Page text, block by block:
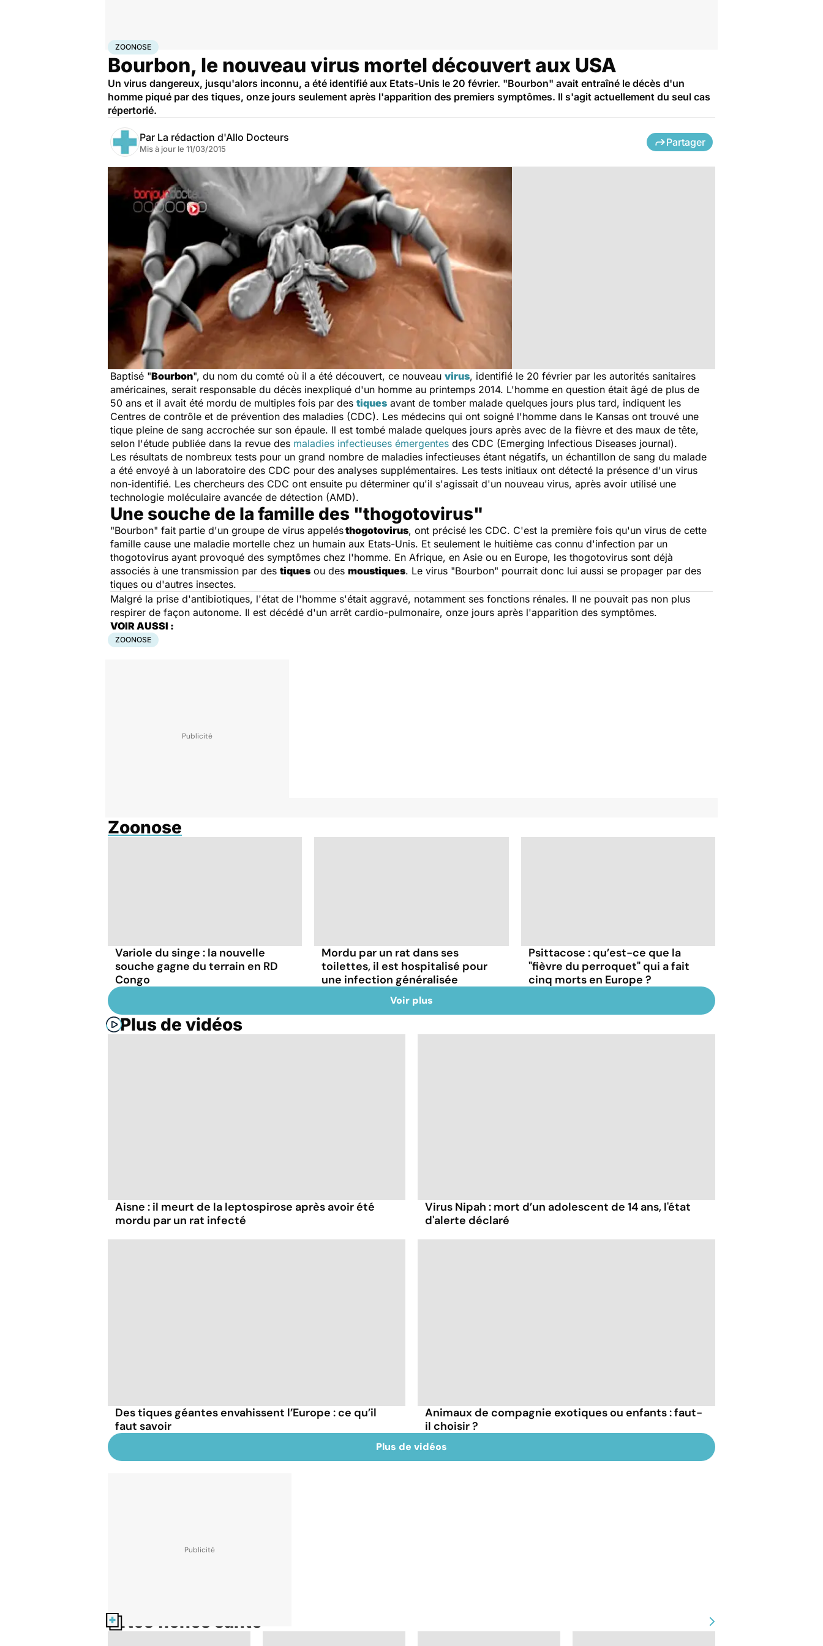
AccueilSanté Zoonose
ZOONOSE
Bourbon, le nouveau virus mortel découvert aux USA
Un virus dangereux, jusqu'alors inconnu, a été identifié aux Etats-Unis le 20 février. "Bourbon" avait entraîné le décès d'un
homme piqué par des tiques, onze jours seulement après l'apparition des premiers symptômes. Il s'agit actuellement du seul cas
répertorié.
Par La rédaction d'Allo Docteurs
Mis à jour le 11/03/2015
Partager
Baptisé "Bourbon", du nom du comté où il a été découvert, ce nouveau virus, identifié le 20 février par les autorités sanitaires
américaines, serait responsable du décès inexpliqué d'un homme au printemps 2014. L'homme en question était âgé de plus de
50 ans et il avait été mordu de multiples fois par des tiques avant de tomber malade quelques jours plus tard, indiquent les
Centres de contrôle et de prévention des maladies (CDC). Les médecins qui ont soigné l'homme dans le Kansas ont trouvé une
tique pleine de sang accrochée sur son épaule. Il est tombé malade quelques jours après avec de la fièvre et des maux de tête,
selon l'étude publiée dans la revue des maladies infectieuses émergentes des CDC (Emerging Infectious Diseases journal).
Les résultats de nombreux tests pour un grand nombre de maladies infectieuses étant négatifs, un échantillon de sang du malade
a été envoyé à un laboratoire des CDC pour des analyses supplémentaires. Les tests initiaux ont détecté la présence d'un virus
non-identifié. Les chercheurs des CDC ont ensuite pu déterminer qu'il s'agissait d'un nouveau virus, après avoir utilisé une
technologie moléculaire avancée de détection (AMD).
Une souche de la famille des "thogotovirus"
"Bourbon" fait partie d'un groupe de virus appelésthogotovirus, ont précisé les CDC. C'est la première fois qu'un virus de cette
famille cause une maladie mortelle chez un humain aux Etats-Unis. Et seulement le huitième cas connu d'infection par un
thogotovirus ayant provoqué des symptômes chez l'homme. En Afrique, en Asie ou en Europe, les thogotovirus sont déjà
associés à une transmission par des tiques ou des moustiques. Le virus "Bourbon" pourrait donc lui aussi se propager par des
tiques ou d'autres insectes.
Malgré la prise d'antibiotiques, l'état de l'homme s'était aggravé, notamment ses fonctions rénales. Il ne pouvait pas non plus
respirer de façon autonome. Il est décédé d'un arrêt cardio-pulmonaire, onze jours après l'apparition des symptômes.
VOIR AUSSI :
ZOONOSE
Zoonose
Variole du singe : la nouvelle
souche gagne du terrain en RD
Congo
Mordu par un rat dans ses
toilettes, il est hospitalisé pour
une infection généralisée
Psittacose : qu’est-ce que la
"fièvre du perroquet" qui a fait
cinq morts en Europe ?
Voir plus
Plus de vidéos
Aisne : il meurt de la leptospirose après avoir été
mordu par un rat infecté
Virus Nipah : mort d’un adolescent de 14 ans, l'état
d'alerte déclaré
Des tiques géantes envahissent l’Europe : ce qu’il
faut savoir
Animaux de compagnie exotiques ou enfants : faut-
il choisir ?
Plus de vidéos
Nos fiches santé